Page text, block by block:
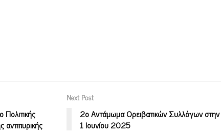
Next Post
2ο Αντάμωμα Ορειβατικών Συλλόγων
1 Ιουνίου 2025